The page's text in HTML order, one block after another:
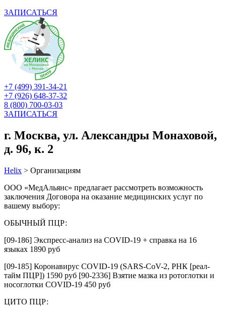
ЗАПИСАТЬСЯ
+7 (499) 391-34-21
+7 (926) 648-37-32
8 (800) 700-03-03
ЗАПИСАТЬСЯ
г. Москва, ул. Александры Монаховой,
д. 96, к. 2
Helix > Организациям
ООО «МедАльянс» предлагает рассмотреть возможность
заключения Договора на оказание медицинских услуг по
вашему выбору:
ОБЫЧНЫЙ ПЦР:
[09-186] Экспресс-анализ на COVID-19 + справка на 16
языках 1890 руб
[09-185] Коронавирус COVID-19 (SARS-CoV-2, РНК [реал-
тайм ПЦР]) 1590 руб [90-2336] Взятие мазка из ротоглотки и
носоглотки COVID-19 450 руб
ЦИТО ПЦР: